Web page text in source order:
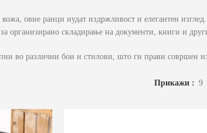
овие ранци нудат издржливост и елегантен
организирано складирање на документи, книги и
во различни бои и стилови, што ги прави совршен
Прикажи 9